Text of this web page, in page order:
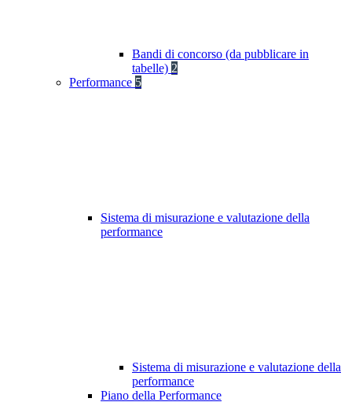
Bandi di concorso (da pubblicare in
tabelle) 2
Performance 5
Sistema di misurazione e valutazione della
performance
Sistema di misurazione e valutazione della
performance
Piano della Performance